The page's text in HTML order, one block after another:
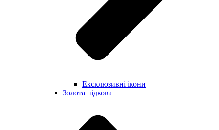
Ексклюзивні ікони
Золота підкова